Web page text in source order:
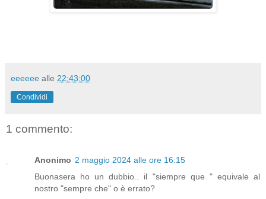
eeeeee alle 22:43:00
Condividi
1 commento:
Anonimo 2 maggio 2024 alle ore 16:15
Buonasera ho un dubbio.. il "siempre que " equivale al
nostro "sempre che" o è errato?